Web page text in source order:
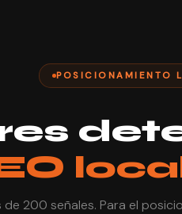
POSICIONAMIENTO
de 200 señales. Para el